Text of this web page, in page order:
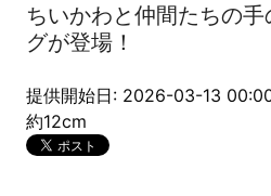
ちいかわと仲間たちの
グが登場！
提供開始日: 2026-03-13
約12cm